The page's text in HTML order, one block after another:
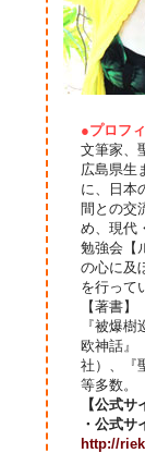
●プロフ
文筆家、
広島県生
に、日本
間との交
め、現代
勉強会【
の心に及
を行って
【著書】
『被爆
欧神話』
社）、『
等多数。
【公式サ
・公式サ
http://